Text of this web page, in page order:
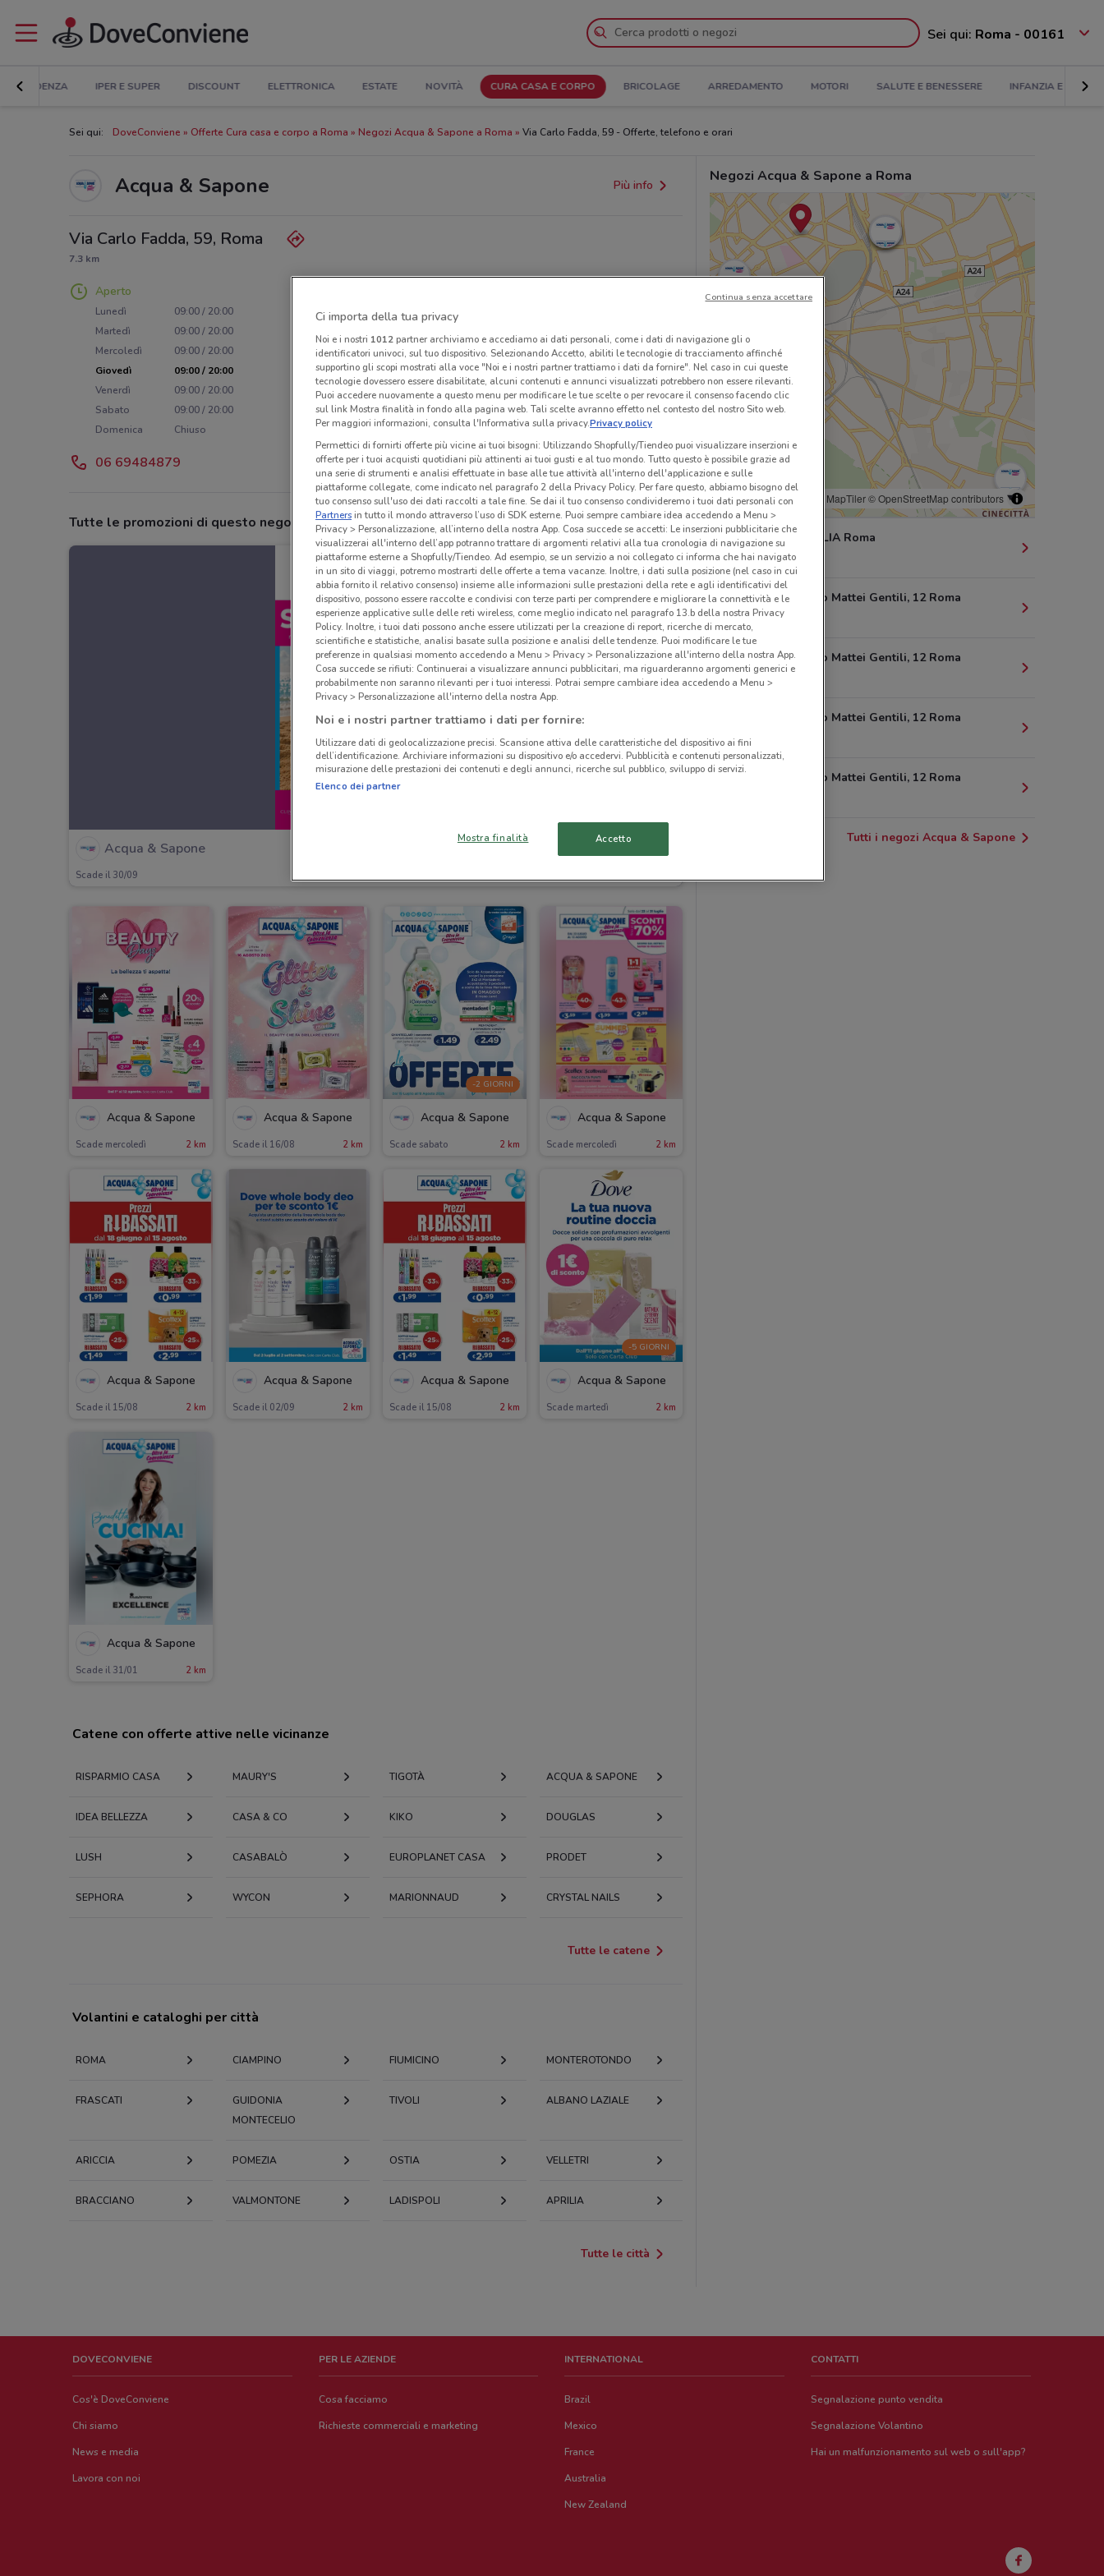
Sei qui: Roma - 00161
IN EVIDENZA IPER E SUPER DISCOUNT ELETTRONICA ESTATE NOVITÀ CURA CASA E CORPO BRICOLAGE ARREDAMENTO MOTORI SALUTE E BENESSERE INFANZIA E GIOCHI
Sei qui: DoveConviene Offerte Cura casa e corpo a Roma Negozi Acqua & Sapone a Roma Via Carlo Fadda, 59 - Offerte, telefono e orari
Acqua & Sapone Più info
Via Carlo Fadda, 59, Roma
7.3 km
Aperto
Lunedì
09:00 / 20:00
Martedì
09:00 / 20:00
Mercoledì
09:00 / 20:00
Giovedì
09:00 / 20:00
Venerdì
09:00 / 20:00
Sabato
09:00 / 20:00
Domenica
Chiuso
06 69484879
Tutte le promozioni di questo negozio
Acqua & Sapone
Scade il 30/09
Acqua & Sapone
Scade mercoledì 2 km
Acqua & Sapone
Scade il 16/08 2 km
-2 GIORNI
Acqua & Sapone
Scade sabato 2 km
Acqua & Sapone
Scade mercoledì 2 km
Acqua & Sapone
Scade il 15/08 2 km
Acqua & Sapone
Scade il 02/09 2 km
Acqua & Sapone
Scade il 15/08 2 km
-5 GIORNI
Acqua & Sapone
Scade martedì 2 km
Acqua & Sapone
Scade il 31/01 2 km
Negozi Acqua & Sapone a Roma
© MapTiler© OpenStreetMap contributors
PIAZZA ITALIA Roma
1.8 km
Largo Paolo Mattei Gentili, 12 Roma
1.9 km
Largo Paolo Mattei Gentili, 12 Roma
1.9 km
Largo Paolo Mattei Gentili, 12 Roma
Largo Paolo Mattei Gentili, 12 Roma
Tutti i negozi Acqua & Sapone
Catene con offerte attive nelle vicinanze
RISPARMIO CASA MAURY'S TIGOTÀ ACQUA & SAPONE
IDEA BELLEZZA CASA & CO KIKO DOUGLAS
LUSH CASABALÒ EUROPLANET CASA PRODET
SEPHORA WYCON MARIONNAUD CRYSTAL NAILS
Tutte le catene
Volantini e cataloghi per città
ROMA CIAMPINO FIUMICINO MONTEROTONDO
FRASCATI
GUIDONIA
MONTECELIO
TIVOLI ALBANO LAZIALE
ARICCIA POMEZIA OSTIA VELLETRI
BRACCIANO VALMONTONE LADISPOLI APRILIA
Tutte le città
DOVECONVIENE
Cos'è DoveConviene
Chi siamo
News e media
Lavora con noi
PER LE AZIENDE
Cosa facciamo
Richieste commerciali e marketing
INTERNATIONAL
Brazil
Mexico
France
Australia
New Zealand
CONTATTI
Segnalazione punto vendita
Segnalazione Volantino
Hai un malfunzionamento sul web o sull'app?
Ci importa della tua privacy
Noi e i nostri 1012partner archiviamo e accediamo ai dati personali, come i dati di navigazione gli o
identificatori univoci, sul tuo dispositivo. Selezionando Accetto, abiliti le tecnologie di tracciamento affinché
supportino gli scopi mostrati alla voce "Noi e i nostri partner trattiamo i dati da fornire". Nel caso in cui queste
tecnologie dovessero essere disabilitate, alcuni contenuti e annunci visualizzati potrebbero non essere rilevanti.
Puoi accedere nuovamente a questo menu per modificare le tue scelte o per revocare il consenso facendo clic
sul link Mostra finalità in fondo alla pagina web. Tali scelte avranno effetto nel contesto del nostro Sito web.
Per maggiori informazioni, consulta l'Informativa sulla privacy.Privacy policy
Permettici di fornirti offerte più vicine ai tuoi bisogni: Utilizzando Shopfully/Tiendeo puoi visualizzare inserzioni e
offerte per i tuoi acquisti quotidiani più attinenti ai tuoi gusti e al tuo mondo. Tutto questo è possibile grazie ad
una serie di strumenti e analisi effettuate in base alle tue attività all'interno dell'applicazione e sulle
piattaforme collegate, come indicato nel paragrafo 2 della Privacy Policy. Per fare questo, abbiamo bisogno del
tuo consenso sull'uso dei dati raccolti a tale fine. Se dai il tuo consenso condivideremo i tuoi dati personali con
Partnersin tutto il mondo attraverso l’uso di SDK esterne. Puoi sempre cambiare idea accedendo a Menu >
Privacy > Personalizzazione, all’interno della nostra App. Cosa succede se accetti: Le inserzioni pubblicitarie che
visualizzerai all'interno dell’app potranno trattare di argomenti relativi alla tua cronologia di navigazione su
piattaforme esterne a Shopfully/Tiendeo. Ad esempio, se un servizio a noi collegato ci informa che hai navigato
in un sito di viaggi, potremo mostrarti delle offerte a tema vacanze. Inoltre, i dati sulla posizione (nel caso in cui
abbia fornito il relativo consenso) insieme alle informazioni sulle prestazioni della rete e agli identificativi del
dispositivo, possono essere raccolte e condivisi con terze parti per comprendere e migliorare la connettività e le
esperienze applicative sulle delle reti wireless, come meglio indicato nel paragrafo 13.b della nostra Privacy
Policy. Inoltre, i tuoi dati possono anche essere utilizzati per la creazione di report, ricerche di mercato,
scientifiche e statistiche, analisi basate sulla posizione e analisi delle tendenze. Puoi modificare le tue
preferenze in qualsiasi momento accedendo a Menu > Privacy > Personalizzazione all'interno della nostra App.
Cosa succede se rifiuti: Continuerai a visualizzare annunci pubblicitari, ma riguarderanno argomenti generici e
probabilmente non saranno rilevanti per i tuoi interessi. Potrai sempre cambiare idea accedendo a Menu >
Privacy > Personalizzazione all'interno della nostra App.
Noi e i nostri partner trattiamo i dati per fornire:
Utilizzare dati di geolocalizzazione precisi. Scansione attiva delle caratteristiche del dispositivo ai fini
dell’identificazione. Archiviare informazioni su dispositivo e/o accedervi. Pubblicità e contenuti personalizzati,
misurazione delle prestazioni dei contenuti e degli annunci, ricerche sul pubblico, sviluppo di servizi.
Elenco dei partner
Mostra finalità Accetto
Continua senza accettare